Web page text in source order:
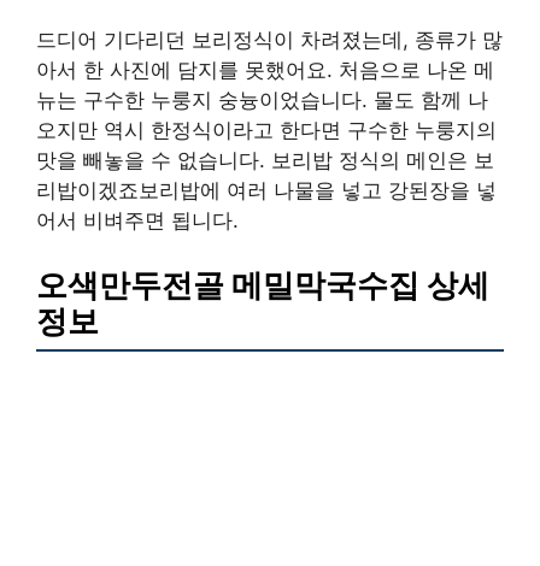
드디어 기다리던 보리정식이 차려졌는데, 종류가 많
아서 한 사진에 담지를 못했어요. 처음으로 나온 메
뉴는 구수한 누룽지 숭늉이었습니다. 물도 함께 나
오지만 역시 한정식이라고 한다면 구수한 누룽지의
맛을 빼놓을 수 없습니다. 보리밥 정식의 메인은 보
리밥이겠죠보리밥에 여러 나물을 넣고 강된장을 넣
어서 비벼주면 됩니다.
오색만두전골 메밀막국수집 상세
정보